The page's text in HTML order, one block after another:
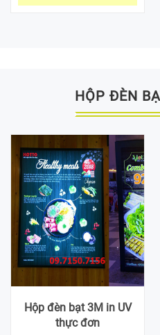
HỘP ĐÈN
Hộp đèn bạt 3M in UV
thực đơn